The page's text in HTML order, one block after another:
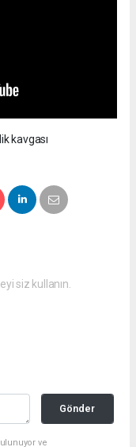
kavgası
siz kullanın.
Gönder
ve